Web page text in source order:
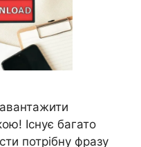
Існує багато
потрібну фразу